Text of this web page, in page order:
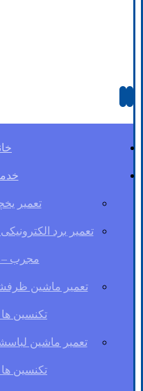
تعمیر
تعمیر برد
مجرب –
تعمیر ماشین
تکنسین ها –
تعمیر ماشین
تکنسین ها –